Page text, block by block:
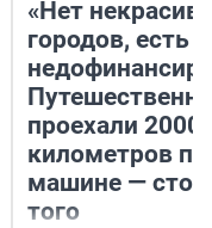
«Нет
городов, есть
проехали 2000
километров по
машине —
того